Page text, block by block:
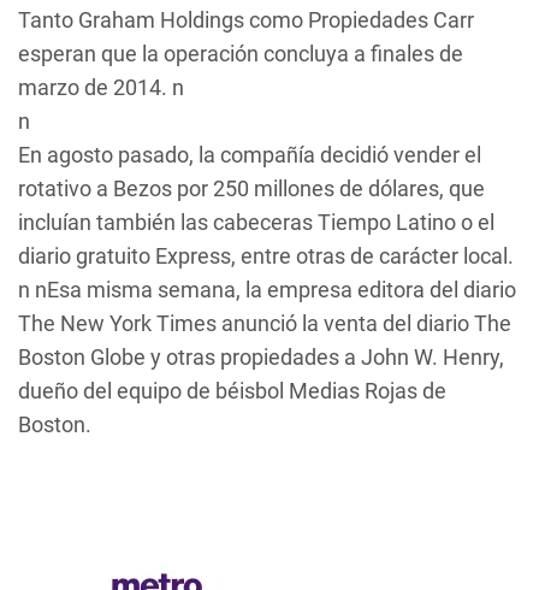
Tanto Graham Holdings como Propiedades Carr
esperan que la operación concluya a finales de
marzo de 2014. n
n
En agosto pasado, la compañía decidió vender el
rotativo a Bezos por 250 millones de dólares, que
incluían también las cabecerasTiempo Latinoo el
diario gratuito Express, entre otras de carácter local.
n nEsa misma semana, la empresa editora del diario
The New York Times anunció la venta del diarioThe
Boston Globe y otras propiedades a John W. Henry,
dueño del equipo de béisbol Medias Rojas de
Boston.